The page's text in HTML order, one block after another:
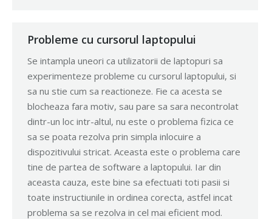
Probleme cu cursorul laptopului
Se intampla uneori ca utilizatorii de laptopuri sa
experimenteze probleme cu cursorul laptopului, si
sa nu stie cum sa reactioneze. Fie ca acesta se
blocheaza fara motiv, sau pare sa sara necontrolat
dintr-un loc intr-altul, nu este o problema fizica ce
sa se poata rezolva prin simpla inlocuire a
dispozitivului stricat. Aceasta este o problema care
tine de partea de software a laptopului. Iar din
aceasta cauza, este bine sa efectuati toti pasii si
toate instructiunile in ordinea corecta, astfel incat
problema sa se rezolva in cel mai eficient mod.